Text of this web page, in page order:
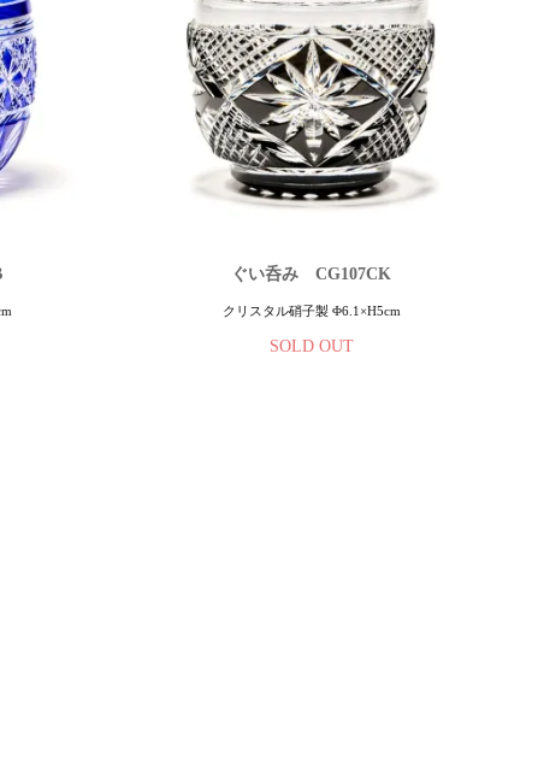
ぐい呑み CG107CK
クリスタル硝子製 Φ6.1×H5cm
SOLD OUT